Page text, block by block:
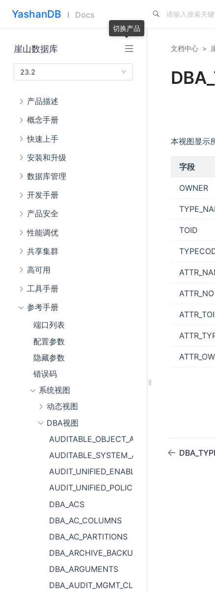
YashanDB Docs
崖山数据库
23.2
产品描述
概念手册
快速上手
安装和升级
数据库管理
开发手册
产品安全
性能调优
共享集群
高可用
工具手册
参考手册
端口列表
配置参数
隐藏参数
错误码
系统视图
动态视图
DBA视图
AUDITABLE_OBJECT_ACTIONS
AUDITABLE_SYSTEM_ACTIONS
AUDIT_UNIFIED_ENABLED_POLICIES
AUDIT_UNIFIED_POLICIES
DBA_ACS
DBA_AC_COLUMNS
DBA_AC_PARTITIONS
DBA_ARCHIVE_BACKUPSET
DBA_ARGUMENTS
DBA_AUDIT_MGMT_CLEANUP_JOBS
文档中心 >
本视图显示
字段
OWNER
TOID
ATTR_NO
切换产品